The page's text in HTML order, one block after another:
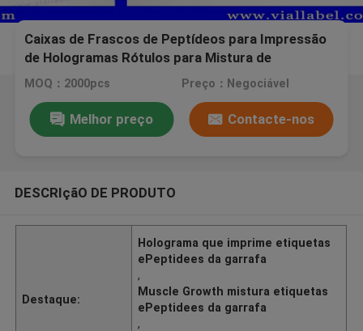
Caixas de Frascos de Peptídeos para Impressão
de Hologramas Rótulos para Mistura de
Crescimento Muscular / Frascos de Peptídeos
MOQ：2000pcs Preço：Negociável
Melhor preço Contacte-nos
DESCRIçãO DE PRODUTO
Destaque:
Holograma que imprime etiquetas
ePeptidees da garrafa
,
Muscle Growth mistura etiquetas
ePeptidees da garrafa
,